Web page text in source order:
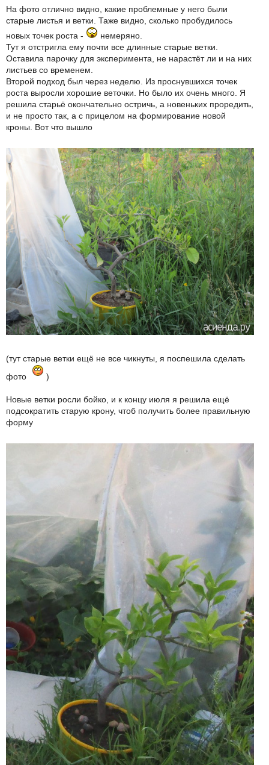
На фото отлично видно, какие проблемные у него были
старые листья и ветки. Таже видно, сколько пробудилось
новых точек роста -
немеряно.
Тут я отстригла ему почти все длинные старые ветки.
Оставила парочку для эксперимента, не нарастёт ли и на них
листьев со временем.
Второй подход был через неделю. Из проснувшихся точек
роста выросли хорошие веточки. Но было их очень много. Я
решила старьё окончательно остричь, а новеньких проредить,
и не просто так, а с прицелом на формирование новой
кроны. Вот что вышло
(тут старые ветки ещё не все чикнуты, я поспешила сделать
фото
)
Новые ветки росли бойко, и к концу июля я решила ещё
подсократить старую крону, чтоб получить более правильную
форму